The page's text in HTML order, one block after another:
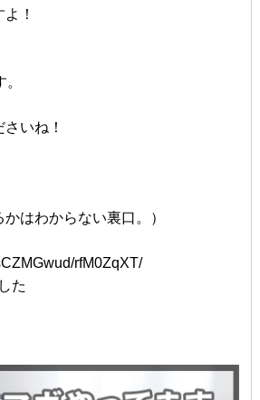
！
いね！
かはわからない裏口。）
rfM0ZqXT/
た